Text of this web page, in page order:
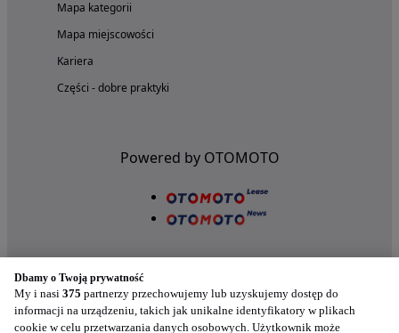
Mapa kategorii
Mapa miejscowości
Kariera
Części - dobre praktyki
Powered by OTOMOTO
Dbamy o Twoją prywatność
My i nasi 375 partnerzy przechowujemy lub uzyskujemy dostęp do
informacji na urządzeniu, takich jak unikalne identyfikatory w plikach
cookie w celu przetwarzania danych osobowych. Użytkownik może